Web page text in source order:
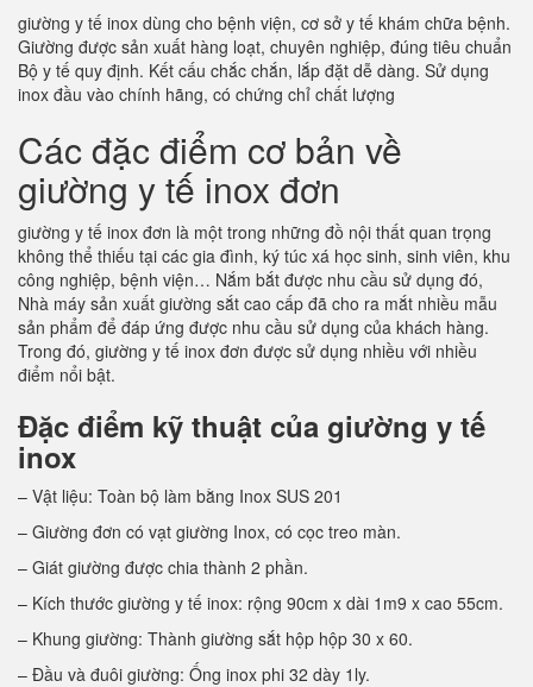
giường y tế inox dùng cho bệnh viện, cơ sở y tế khám chữa bệnh.
Giường được sản xuất hàng loạt, chuyên nghiệp, đúng tiêu chuẩn
Bộ y tế quy định. Kết cấu chắc chắn, lắp đặt dễ dàng. Sử dụng
inox đầu vào chính hãng, có chứng chỉ chất lượng
Các đặc điểm cơ bản về
giường y tế inox đơn
giường y tế inox đơn là một trong những đồ nội thất quan trọng
không thể thiếu tại các gia đình, ký túc xá học sinh, sinh viên, khu
công nghiệp, bệnh viện… Nắm bắt được nhu cầu sử dụng đó,
Nhà máy sản xuất giường sắt cao cấp đã cho ra mắt nhiều mẫu
sản phẩm để đáp ứng được nhu cầu sử dụng của khách hàng.
Trong đó, giường y tế inox đơn được sử dụng nhiều với nhiều
điểm nổi bật.
Đặc điểm kỹ thuật của giường y tế
inox
– Vật liệu: Toàn bộ làm bằng Inox SUS 201
– Giường đơn có vạt giường Inox, có cọc treo màn.
– Giát giường được chia thành 2 phần.
– Kích thước giường y tế inox: rộng 90cm x dài 1m9 x cao 55cm.
– Khung giường: Thành giường sắt hộp hộp 30 x 60.
– Đầu và đuôi giường: Ống inox phi 32 dày 1ly.